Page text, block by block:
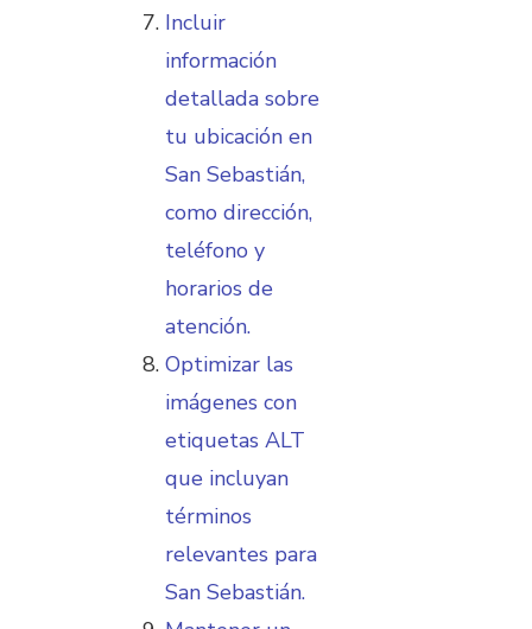
Incluir
información
detallada sobre
tu ubicación en
San Sebastián,
como dirección,
teléfono y
horarios de
atención.
Optimizar las
imágenes con
etiquetas ALT
que incluyan
términos
relevantes para
San Sebastián.